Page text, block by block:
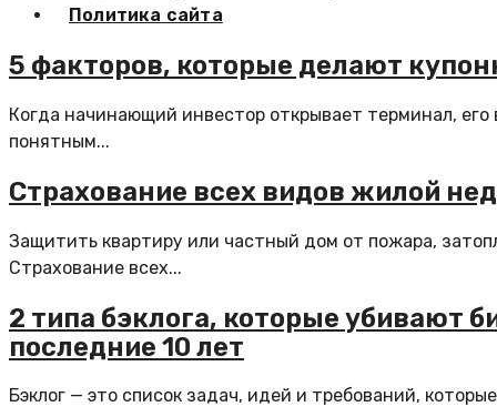
Политика сайта
5 факторов, которые делают
Когда начинающий инвестор открывает терминал,
понятным...
Страхование всех видов жилой
Защитить квартиру или частный дом от пожара,
Страхование всех...
2 типа бэклога, которые убивают
последние 10 лет
Бэклог — это список задач, идей и требований,